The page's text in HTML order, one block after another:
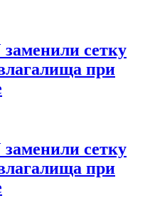
сетку
при
сетку
при